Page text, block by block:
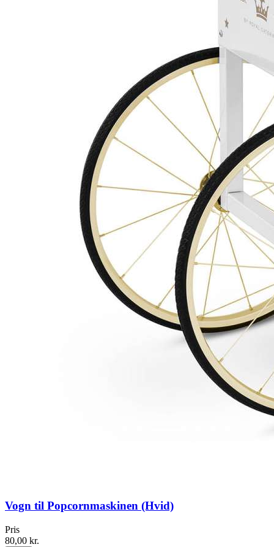
Vogn til Popcornmaskinen (Hvid)
Pris
80,00 kr.